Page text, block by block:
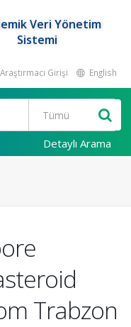
Veri Yönetim
Sistemi
Araştırmacı Girişi English
Detaylı Arama
Trabzon